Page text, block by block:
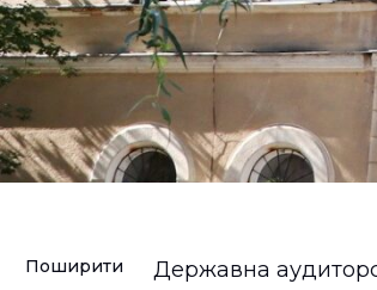
Поширити
Державна